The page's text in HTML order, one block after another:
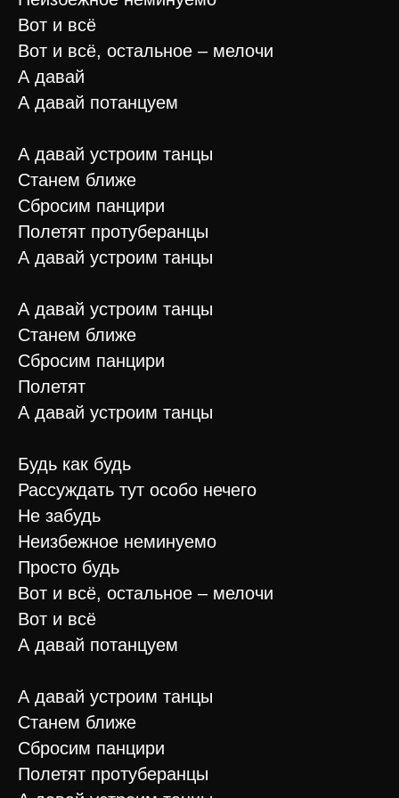
Вот и всё
Вот и всё, остальное – мелочи
А давай
А давай потанцуем
А давай устроим танцы
Станем ближе
Сбросим панцири
Полетят протуберанцы
А давай устроим танцы
А давай устроим танцы
Станем ближе
Сбросим панцири
Полетят
А давай устроим танцы
Будь как будь
Рассуждать тут особо нечего
Не забудь
Неизбежное неминуемо
Просто будь
Вот и всё, остальное – мелочи
Вот и всё
А давай потанцуем
А давай устроим танцы
Станем ближе
Сбросим панцири
Полетят протуберанцы